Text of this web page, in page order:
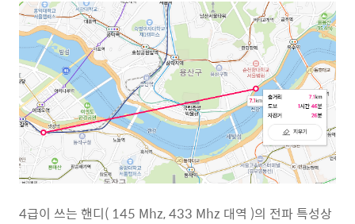
4급이 쓰는 핸디( 145 Mhz, 433 Mhz 대역 )의 전파 특성상